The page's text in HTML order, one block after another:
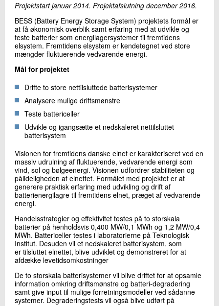
Skriv til mig
Send
Projektstart januar 2014. Projektafslutning december 2016.
BESS (Battery Energy Storage System) projektets formål er
at få økonomisk overblik samt erfaring med at udvikle og
teste batterier som energilagersystemer til fremtidens
elsystem. Fremtidens elsystem er kendetegnet ved store
mængder fluktuerende vedvarende energi.
Mål for projektet
Drifte to store nettilsluttede batterisystemer
Analysere mulige driftsmønstre
Teste battericeller
Udvikle og igangsætte et nedskaleret nettilsluttet
batterisystem
Visionen for fremtidens danske elnet er karakteriseret ved en
massiv udrulning af fluktuerende, vedvarende energi som
vind, sol og bølgeenergi. Visionen udfordrer stabiliteten og
pålideligheden af elnettet. Formålet med projektet er at
generere praktisk erfaring med udvikling og drift af
batterienergilagre til fremtidens elnet, præget af vedvarende
energi.
Handelsstrategier og effektivitet testes på to storskala
batterier på henholdsvis 0,400 MW/0,1 MWh og 1,2 MW/0,4
MWh. Battericeller testes i laboratorierne på Teknologisk
Institut. Desuden vil et nedskaleret batterisystem, som
er tilsluttet elnettet, blive udviklet og demonstreret for at
afdække levetidsomkostninger
De to storskala batterisystemer vil blive driftet for at opsamle
information omkring driftsmønstre og batteri-degradering
samt give input til mulige forretningsmodeller ved sådanne
systemer. Degraderingstests vil også blive udført på